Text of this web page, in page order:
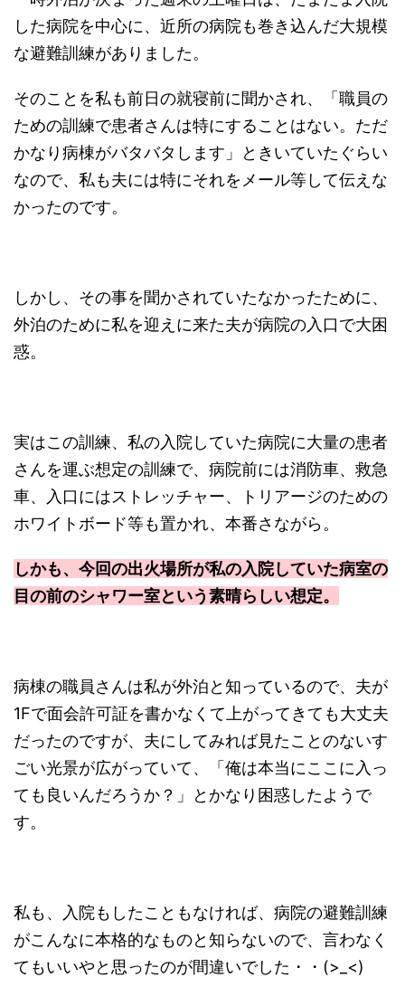
した病院を中心に、近所の病院も巻き込んだ大規模
な避難訓練がありました。
そのことを私も前日の就寝前に聞かされ、「職員の
ための訓練で患者さんは特にすることはない。ただ
かなり病棟がバタバタします」ときいていたぐらい
なので、私も夫には特にそれをメール等して伝えな
かったのです。
しかし、その事を聞かされていたなかったために、
外泊のために私を迎えに来た夫が病院の入口で大困
惑。
実はこの訓練、私の入院していた病院に大量の患者
さんを運ぶ想定の訓練で、病院前には消防車、救急
車、入口にはストレッチャー、トリアージのための
ホワイトボード等も置かれ、本番さながら。
しかも、今回の出火場所が私の入院していた病室の
目の前のシャワー室という素晴らしい想定。
病棟の職員さんは私が外泊と知っているので、夫が
1Fで面会許可証を書かなくて上がってきても大丈夫
だったのですが、夫にしてみれば見たことのないす
ごい光景が広がっていて、「俺は本当にここに入っ
ても良いんだろうか？」とかなり困惑したようで
す。
私も、入院もしたこともなければ、病院の避難訓練
がこんなに本格的なものと知らないので、言わなく
てもいいやと思ったのが間違いでした・・(>_<)